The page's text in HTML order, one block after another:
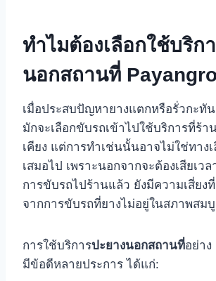
ทำไมต้องเลือกใช้บริก
นอกสถานที่
เมื่อประสบปัญหายางแตกหรือรั่วกะทั
มักจะเลือกขับรถเข้าไปใช้บริการที่ร้า
เคียง แต่การทำเช่นนั้นอาจไม่ใช่ทาง
เสมอไป เพราะนอกจากจะต้องเสียเว
การขับรถไปร้านแล้ว ยังมีความเสี่ยง
จากการขับรถที่ยางไม่อยู่ในสภาพสม
การใช้บริการปะยางนอกสถานที่อย่าง
มีข้อดีหลายประการ ได้แก่: